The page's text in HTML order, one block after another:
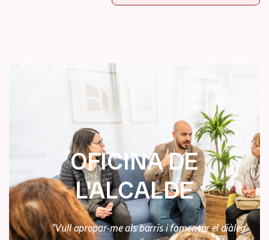
OFICINA DE
L'ALCALDE
"Vull apropar-me als barris i fomentar el diàleg